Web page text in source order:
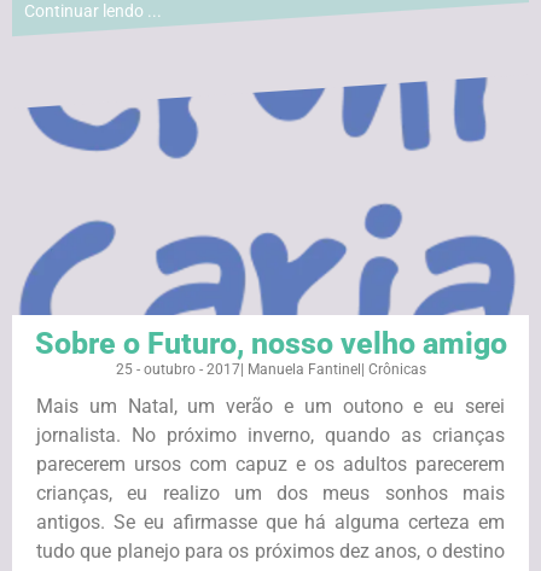
Continuar lendo ...
Sobre o Futuro, nosso velho amigo
25 - outubro - 2017| Manuela Fantinel Crônicas
Mais um Natal, um verão e um outono e eu serei
jornalista. No próximo inverno, quando as crianças
parecerem ursos com capuz e os adultos parecerem
crianças, eu realizo um dos meus sonhos mais
antigos. Se eu afirmasse que há alguma certeza em
tudo que planejo para os próximos dez anos, o destino